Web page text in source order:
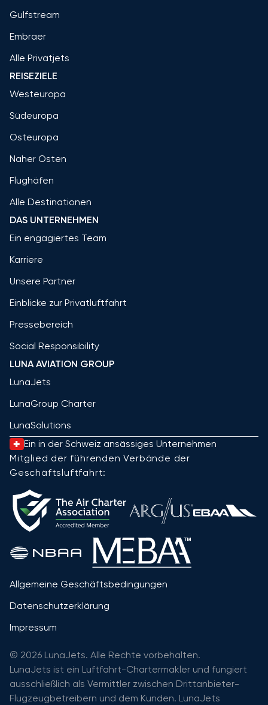
Gulfstream
Embraer
Alle Privatjets
REISEZIELE
Westeuropa
Südeuropa
Osteuropa
Naher Osten
Flughäfen
Alle Destinationen
DAS UNTERNEHMEN
Ein engagiertes Team
Karriere
Unsere Partner
Einblicke zur Privatluftfahrt
Pressebereich
Social Responsibility
LUNA AVIATION GROUP
LunaJets
LunaGroup Charter
LunaSolutions
Ein in der Schweiz ansässiges Unternehmen
Mitglied der führenden Verbände der
Geschäftsluftfahrt:
Allgemeine Geschäftsbedingungen
Datenschutzerklärung
Impressum
© 2026 LunaJets. Alle Rechte vorbehalten.
LunaJets ist ein Luftfahrt-Chartermakler und fungiert
ausschließlich als Vermittler zwischen Drittanbieter-
Flugzeugbetreibern und dem Kunden. LunaJets